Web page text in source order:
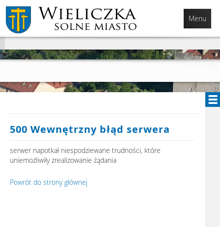
Przejdź
do
głównej
Przejdź
do
menu
Przejdź
do
stopki
Menu
500 Wewnętrzny błąd serwera
serwer napotkał niespodziewane trudności, które
uniemożliwiły zrealizowanie żądania
Powrót do strony głównej